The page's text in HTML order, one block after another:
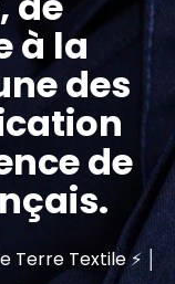
à la
des
de
Terre Textile ⚡ │